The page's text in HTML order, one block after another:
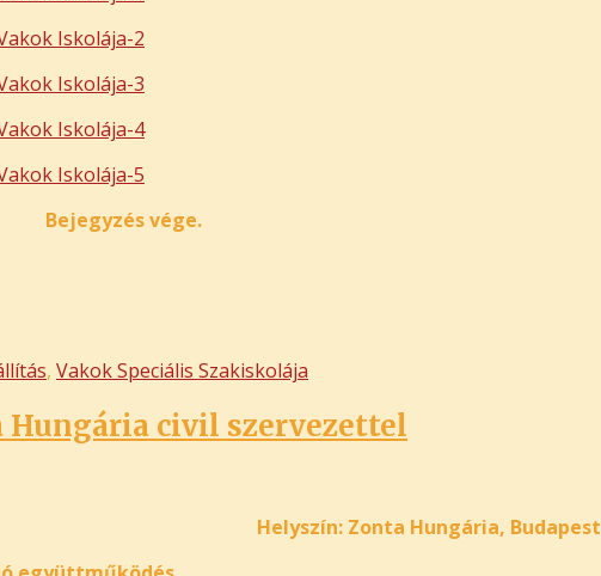
Bejegyzés vége.
, Vakok Speciális Szakiskolája
civil szervezettel
Helyszín: Zonta Hungária, Budapest